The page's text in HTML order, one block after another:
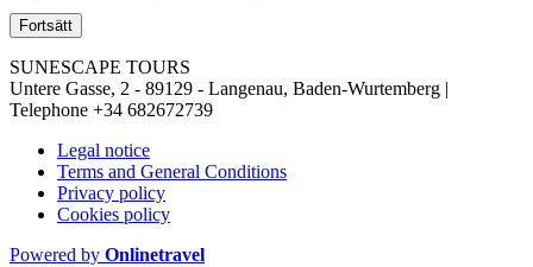
Fortsätt
SUNESCAPE TOURS
Untere Gasse, 2 - 89129 - Langenau, Baden-Wurtemberg |
Telephone +34 682672739
Legal notice
Terms and General Conditions
Privacy policy
Cookies policy
Powered by Onlinetravel